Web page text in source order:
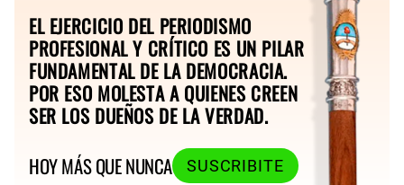
EL EJERCICIO DEL PERIODISMO
PROFESIONAL Y CRÍTICO ES UN PILAR
FUNDAMENTAL DE LA DEMOCRACIA.
POR ESO MOLESTA A QUIENES CREEN
SER LOS DUEÑOS DE LA VERDAD.
HOY MÁS QUE NUNCA
SUSCRIBITE